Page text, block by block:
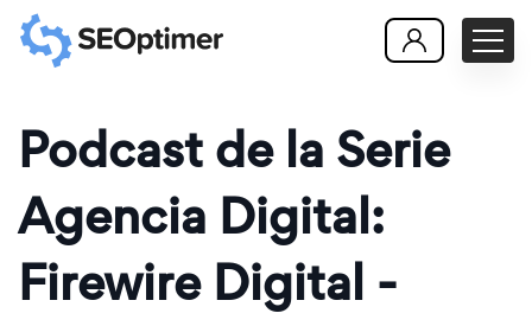
Podcast de la Serie
Agencia Digital:
Firewire Digital -